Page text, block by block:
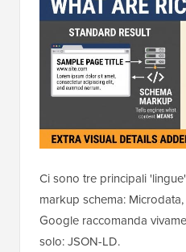
Ci sono tre principali
markup schema:
Google raccomanda
solo: JSON-LD.